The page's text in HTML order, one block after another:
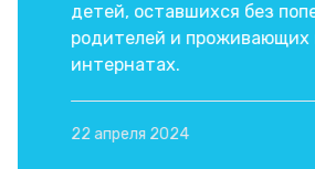
детей, оставшихся без
родителей и проживающих
интернатах.
22 апреля 2024